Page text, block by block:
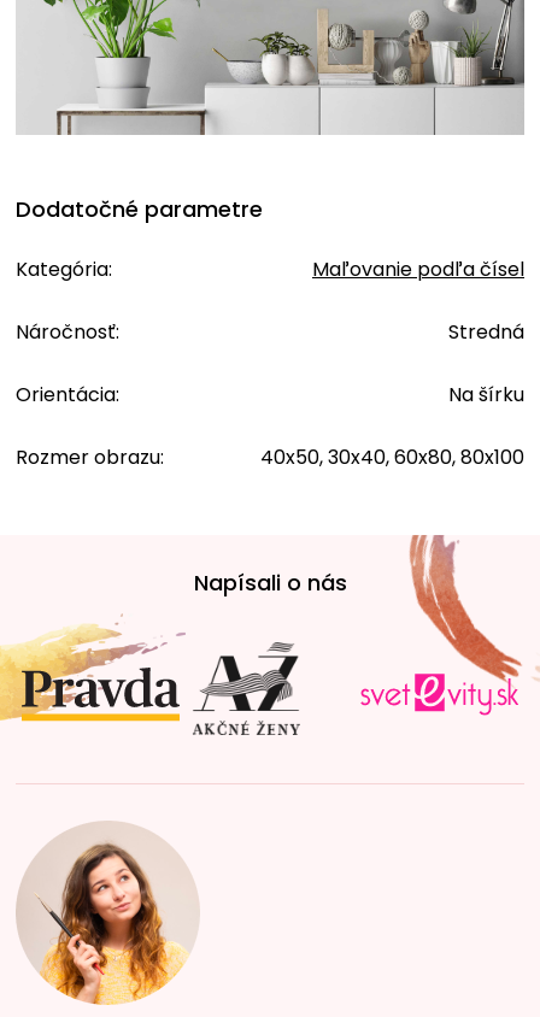
Dodatočné parametre
Kategória: Maľovanie podľa čísel
Náročnosť: Stredná
Orientácia: Na šírku
Rozmer obrazu: 40x50, 30x40, 60x80, 80x100
t
i
e
Napísali o nás